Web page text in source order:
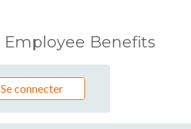
Employee Benefits
Se connecter